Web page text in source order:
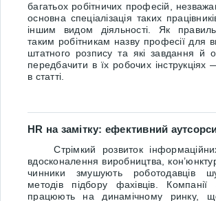
багатьох робітничих професій,
основна спеціалізація таких
іншим видом діяльності. Як
таким робітникам назву професії для
штатного розпису та які завдання й
передбачити в їх робочих
в статті.
HR на замітку: ефективний
Стрімкий розвиток інформаційних
вдосконалення виробництва, кон’
чинники
змушують роботодавців
методівпідбору фахівців. Компанії
працюють на динамічному ринку,